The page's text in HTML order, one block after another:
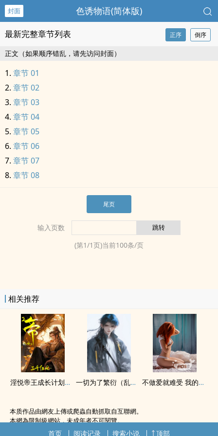
封面 ‌‎‍色‍‌‌诱‌物语(简体版)
最新完整章节列表 正序 倒序
正文（如果顺序错乱，请先访问封面）
章节 01
章节 02
章节 03
章节 04
章节 05
章节 06
章节 07
章节 08
尾页
输入页数
(第1/1页)当前100条/页
相关推荐
‌‎‍淫‍‌悦‍‎‎帝王成长计划【后宫H】 一切为了繁衍（‌‎乱‎‍伦‍） 不做爱就难受 我的身体需要‌‎‍精‎‌‌液‍‎来治病
本质作品由網友上傳或爬蟲自動抓取自互聯網。
本網為限制級網站，未成年者不可閱覽。
如無意中侵犯了您的權利，敬請聯系我們。
首页 阅读记录 搜索小说 顶部